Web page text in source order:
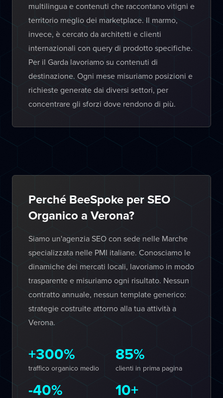
multilingua e contenuti che raccontano vitigni e
territorio meglio dei marketplace. Il marmo,
invece, è cercato da architetti e clienti
internazionali con query di prodotto specifiche.
Per il Garda lavoriamo su contenuti di
destinazione. Ogni mese misuriamo posizioni e
richieste generate dai diversi settori, per
concentrare gli sforzi dove rendono di più.
Perché BeeSpoke per SEO
Organico a Verona?
Siamo un'agenzia SEO con sede nelle Marche
specializzata nelle PMI italiane. Conosciamo le
dinamiche dei mercati locali, lavoriamo in modo
trasparente e misuriamo ogni risultato. Nessun
contratto annuale, nessun template generico:
strategie costruite attorno alla tua attività a
Verona.
+300%
traffico organico medio
85%
clienti in prima pagina
-40% 10+